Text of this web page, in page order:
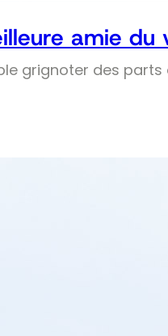
amie du
grignoter des